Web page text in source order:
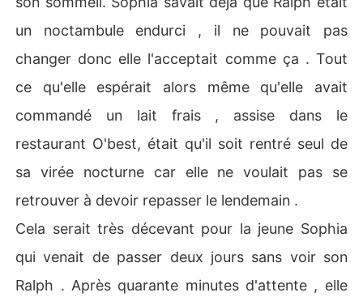
un noctambule endurci , il ne pouvait pas
changer donc elle l'acceptait comme ça . Tout
ce qu'elle espérait alors même qu'elle avait
commandé un lait frais , assise dans le
restaurant O'best, était qu'il soit rentré seul de
sa virée nocturne car elle ne voulait pas se
retrouver à devoir repasser le lendemain .
Cela serait très décevant pour la jeune Sophia
qui venait de passer deux jours sans voir son
Ralph . Après quarante minutes d'attente , elle